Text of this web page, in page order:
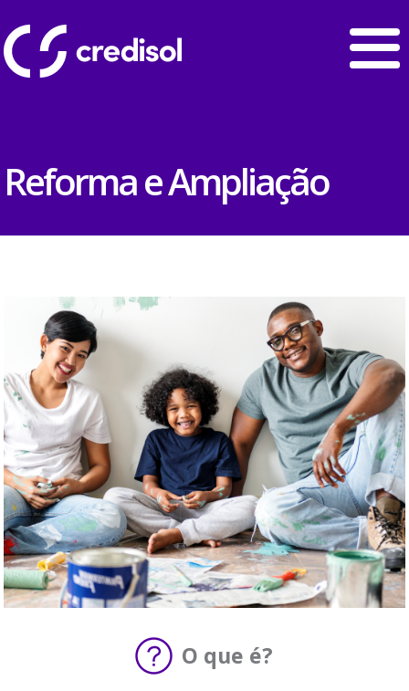
Reforma e Ampliação
O que é?